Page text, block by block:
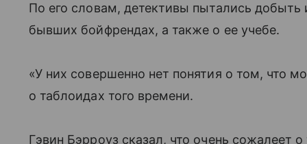
По его словам, детективы пытались добыть
бывших бойфрендах, а также о ее учебе.
«У них совершенно нет понятия о том, что
о таблоидах того времени.
Гэвин Бэрроуз сказал, что очень сожалеет